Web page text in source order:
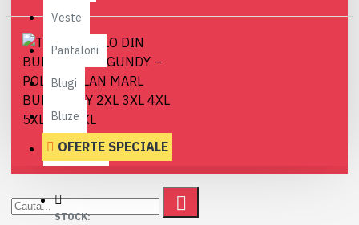
Veste
Pantaloni
Blugi
Bluze
Treninguri
OFERTE SPECIALE
STOCK: